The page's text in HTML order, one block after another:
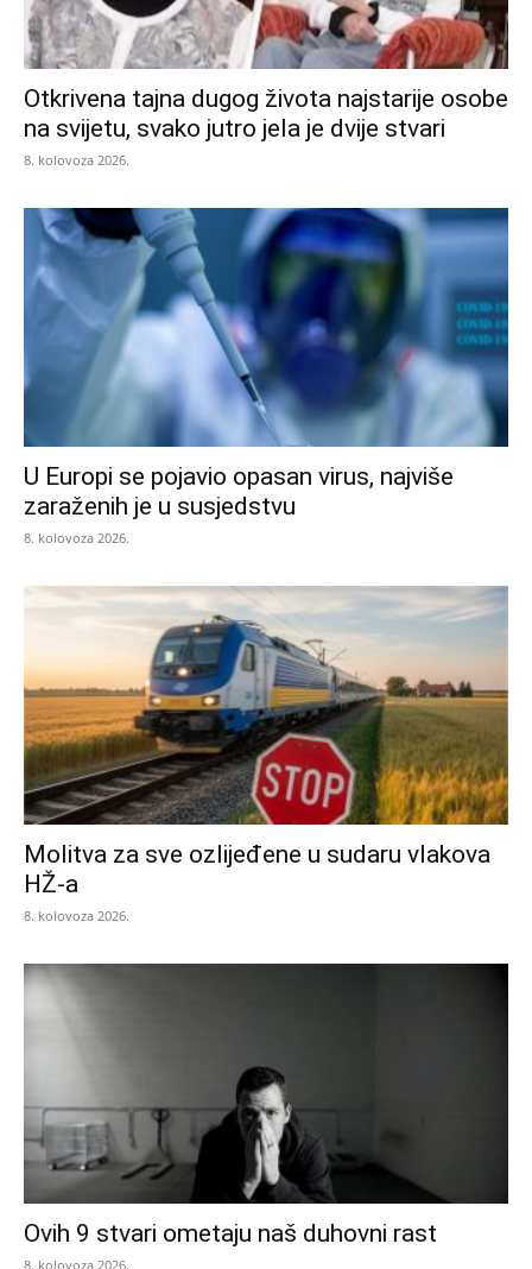
Otkrivena tajna dugog života najstarije osobe
na svijetu, svako jutro jela je dvije stvari
8. kolovoza 2026.
U Europi se pojavio opasan virus, najviše
zaraženih je u susjedstvu
8. kolovoza 2026.
Molitva za sve ozlijeđene u sudaru vlakova
HŽ-a
8. kolovoza 2026.
Ovih 9 stvari ometaju naš duhovni rast
8. kolovoza 2026.